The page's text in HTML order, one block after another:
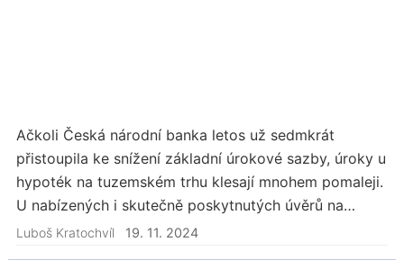
Ačkoli Česká národní banka letos už sedmkrát
přistoupila ke snížení základní úrokové sazby, úroky u
hypoték na tuzemském trhu klesají mnohem pomaleji.
U nabízených i skutečně poskytnutých úvěrů na
bydlení se drží kolem pěti procent, ukázaly říjnový…
Luboš Kratochvíl 19. 11. 2024